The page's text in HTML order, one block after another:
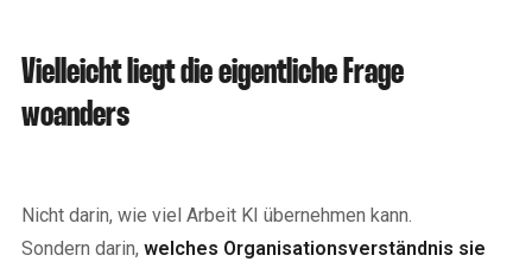
Vielleicht liegt die eigentliche Frage
woanders
Nicht darin, wie viel Arbeit KI übernehmen kann.
Sondern darin, welches Organisationsverständnis sie